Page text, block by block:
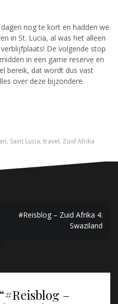
nog te kort en hadden we
in St. Lucia, al was het alleen
De volgende stop
in een game reserve en
bereik, dat wordt dus vast
over deze bijzondere
, Saint Lucia, travel, Zuid Afrika
#Reisblog – Zuid Afrika 4:
Swaziland
#Reisblog –